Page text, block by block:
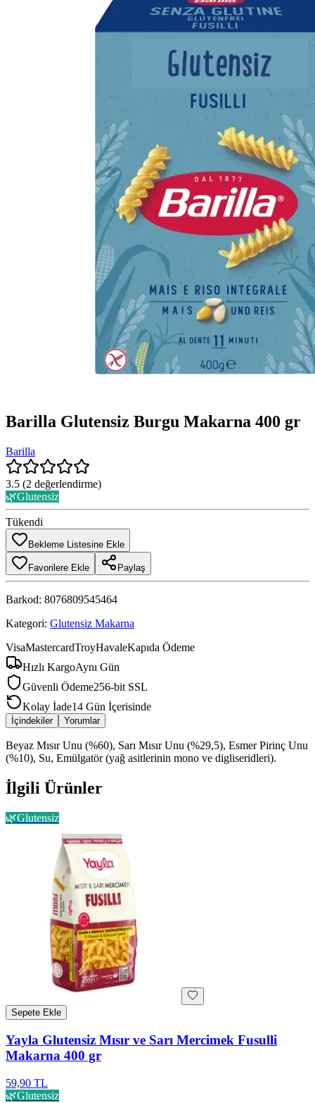
Barilla Glutensiz Burgu Makarna 400 gr
Barilla
3.5 (2 değerlendirme)
🌿Glutensiz
Tükendi
Bekleme Listesine Ekle
Favorilere Ekle Paylaş
Barkod: 8076809545464
Kategori: Glutensiz Makarna
VisaMastercardTroyHavaleKapıda Ödeme
Hızlı KargoAynı Gün
Güvenli Ödeme256-bit SSL
Kolay İade14 Gün İçerisinde
İçindekiler Yorumlar
Beyaz Mısır Unu (%60), Sarı Mısır Unu (%29,5), Esmer Pirinç Unu
(%10), Su, Emülgatör (yağ asitlerinin mono ve digliseridleri).
İlgili Ürünler
🌿Glutensiz
Sepete Ekle
Yayla Glutensiz Mısır ve Sarı Mercimek Fusulli
Makarna 400 gr
59,90 TL
🌿Glutensiz